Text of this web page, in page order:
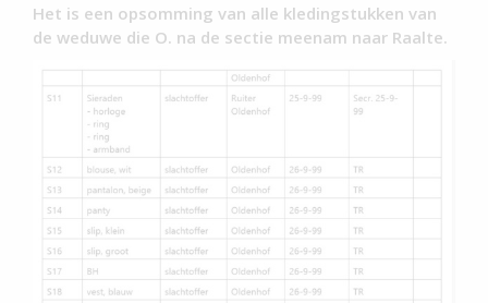
Het is een opsomming van alle kledingstukken van
de weduwe die O. na de sectie meenam naar Raalte.